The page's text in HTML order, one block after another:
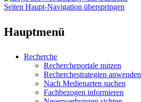
Seiten Haupt-Navigation überspringen
Hauptmenü
Recherche
Rechercheportale nutzen
Recherchestrategien anwenden
Nach Medienarten suchen
Fachbezogen informieren